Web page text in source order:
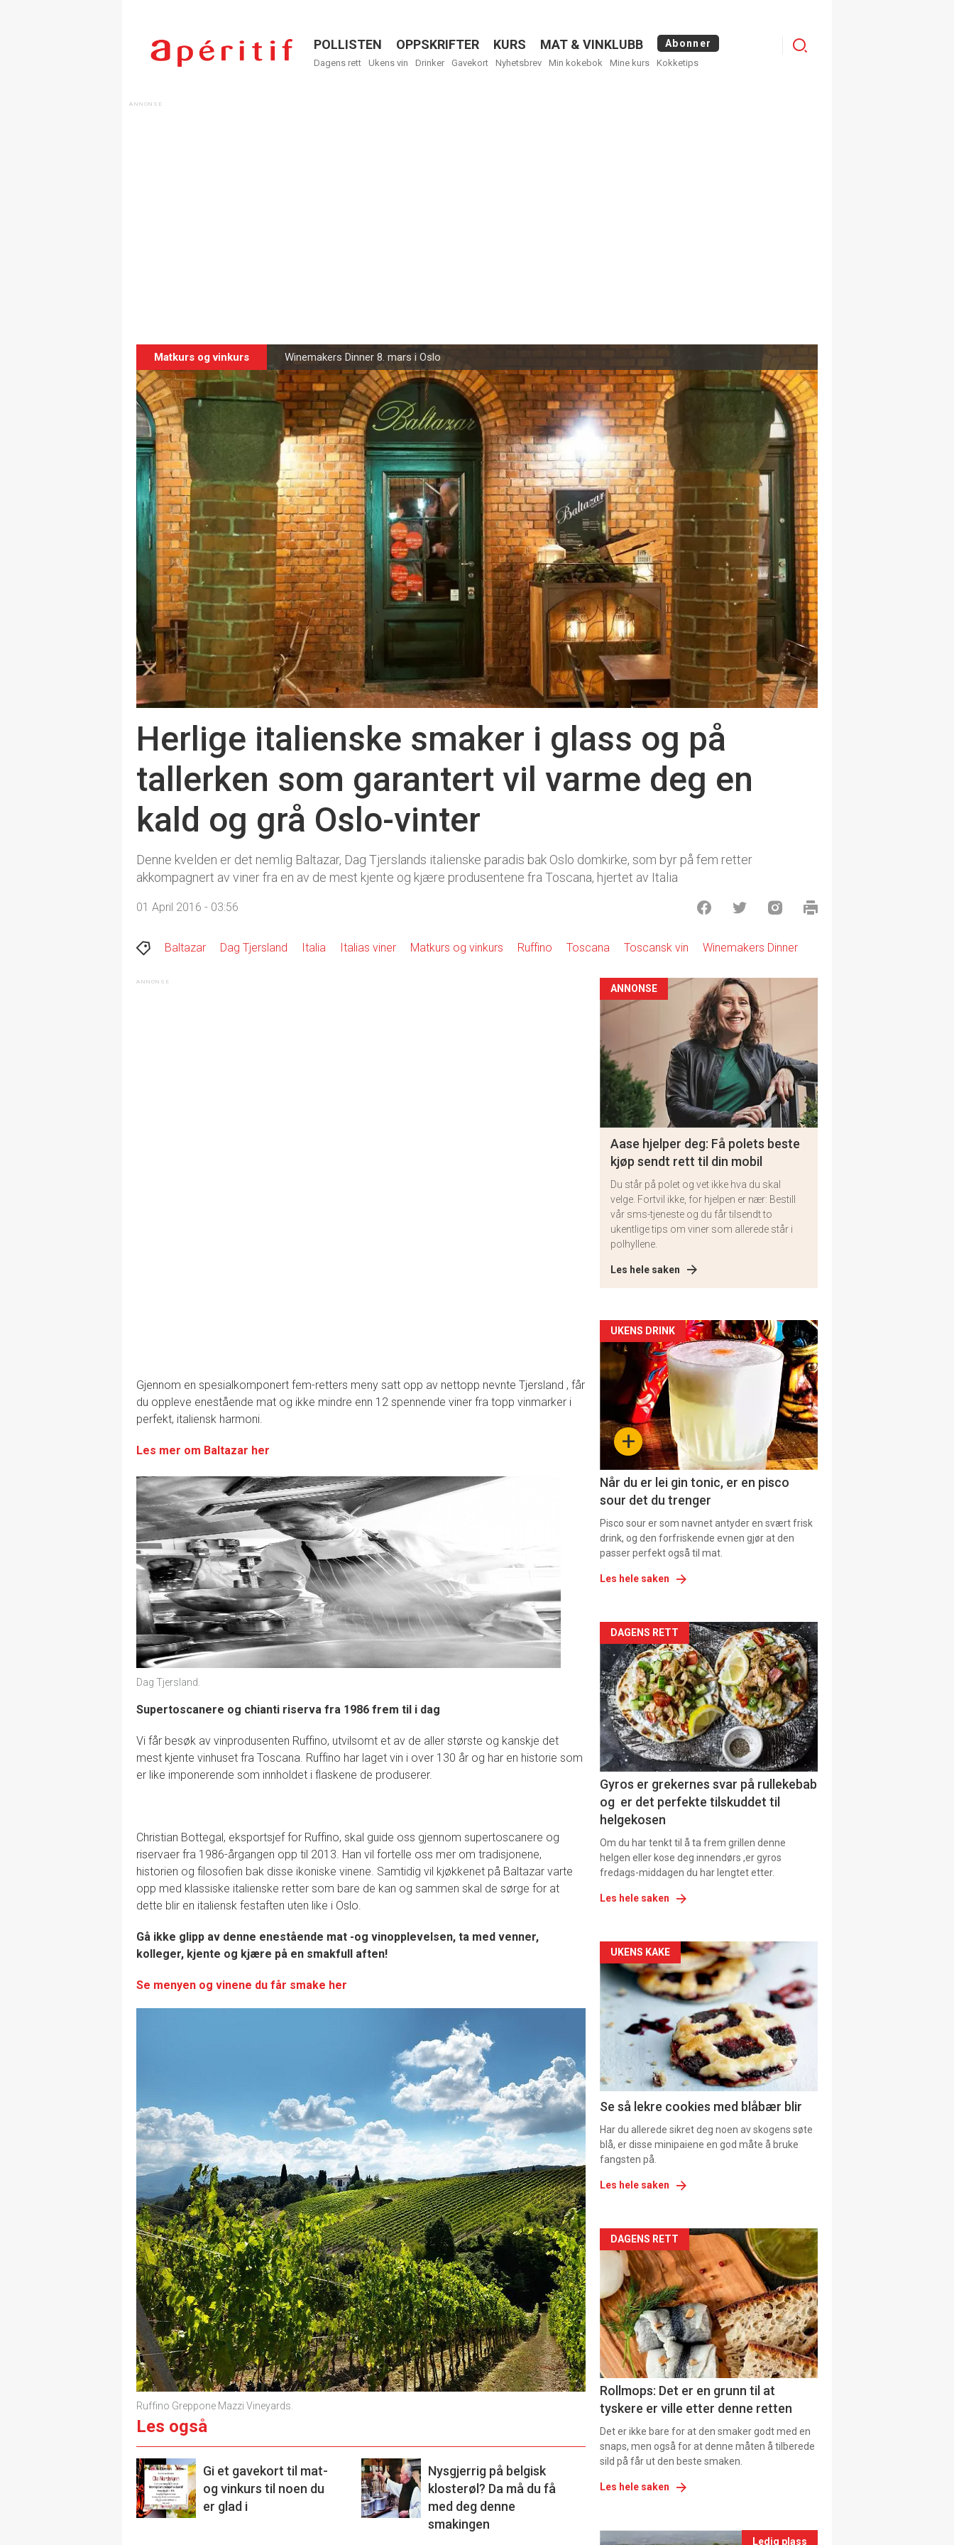
Menu
POLLISTEN OPPSKRIFTER KURS MAT & VINKLUBB Abonner
Dagens rett Ukens vin Drinker Gavekort Nyhetsbrev Min kokebok Mine kurs Kokketips
Logg
Matkurs og vinkurs Winemakers Dinner 8. mars i Oslo
Herlige italienske smaker i glass og på
tallerken som garantert vil varme deg en
kald og grå Oslo-vinter
Denne kvelden er det nemlig Baltazar, Dag Tjerslands italienske paradis bak Oslo domkirke, som byr på fem retter
akkompagnert av viner fra en av de mest kjente og kjære produsentene fra Toscana, hjertet av Italia
01 April 2016 - 03:56
Baltazar Dag Tjersland Italia Italias viner Matkurs og vinkurs Ruffino Toscana Toscansk vin Winemakers Dinner
Gjennom en spesialkomponert fem-retters meny satt opp av nettopp nevnte Tjersland , får
du oppleve enestående mat og ikke mindre enn 12 spennende viner fra topp vinmarker i
perfekt, italiensk harmoni.
Les mer om Baltazar her
Dag Tjersland.
Supertoscanere og chianti riserva fra 1986 frem til i dag
Vi får besøk av vinprodusenten Ruffino, utvilsomt et av de aller største og kanskje det
mest kjente vinhuset fra Toscana. Ruffino har laget vin i over 130 år og har en historie som
er like imponerende som innholdet i flaskene de produserer.
Christian Bottegal, eksportsjef for Ruffino, skal guide oss gjennom supertoscanere og
riservaer fra 1986-årgangen opp til 2013. Han vil fortelle oss mer om tradisjonene,
historien og filosofien bak disse ikoniske vinene. Samtidig vil kjøkkenet på Baltazar varte
opp med klassiske italienske retter som bare de kan og sammen skal de sørge for at
dette blir en italiensk festaften uten like i Oslo.
Gå ikke glipp av denne enestående mat -og vinopplevelsen, ta med venner,
kolleger, kjente og kjære på en smakfull aften!
Se menyen og vinene du får smake her
Ruffino Greppone Mazzi Vineyards.
Les også
Gi et gavekort til mat-
og vinkurs til noen du
er glad i
Nysgjerrig på belgisk
klosterøl? Da må du få
med deg denne
smakingen
ANNONSE
Aase hjelper deg: Få polets beste
kjøp sendt rett til din mobil
Du står på polet og vet ikke hva du skal
velge. Fortvil ikke, for hjelpen er nær: Bestill
vår sms-tjeneste og du får tilsendt to
ukentlige tips om viner som allerede står i
polhyllene.
Les hele saken
Artikler
detail
section
11+
UKENS DRINK
Når du er lei gin tonic, er en pisco
sour det du trenger
Pisco sour er som navnet antyder en svært frisk
drink, og den forfriskende evnen gjør at den
passer perfekt også til mat.
Les hele saken
Artikler
detail
-
section
11
Dagens
rett
DAGENS RETT
Gyros er grekernes svar på rullekebab
og er det perfekte tilskuddet til
helgekosen
Om du har tenkt til å ta frem grillen denne
helgen eller kose deg innendørs ,er gyros
fredags-middagen du har lengtet etter.
Les hele saken
Artikler
detail
-
section
11
Dagens
rett
2
UKENS KAKE
Se så lekre cookies med blåbær blir
Har du allerede sikret deg noen av skogens søte
blå, er disse minipaiene en god måte å bruke
fangsten på.
Les hele saken
Artikler
detail
-
section
11
Ukens
vin
DAGENS RETT
Rollmops: Det er en grunn til at
tyskere er ville etter denne retten
Det er ikke bare for at den smaker godt med en
snaps, men også for at denne måten å tilberede
sild på får ut den beste smaken.
Les hele saken
Ledig plass